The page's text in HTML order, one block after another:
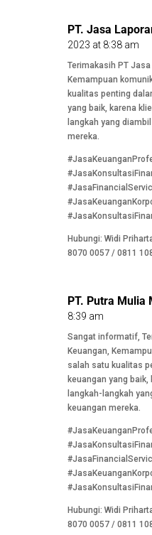
PT. Jasa
2023 at 8:38 am
Terimakasih PT
Kemampuan
kualitas penting
yang baik, karena
langkah yang
mereka.
Hubungi: Widi
8070 0057 / 0811
PT. Putra Mulia
8:39 am
Sangat informatif,
Keuangan,
salah satu kualitas
keuangan yang
langkah-langkah
keuangan mereka.
Hubungi: Widi
8070 0057 / 0811